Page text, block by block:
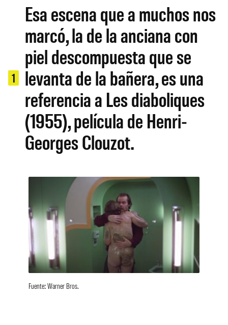
1
Esa escena que a muchos nos
marcó, la de la anciana con
piel descompuesta que se
levanta de la bañera, es una
referencia a Les diaboliques
(1955), película de Henri-
Georges Clouzot.
Fuente: Warner Bros.